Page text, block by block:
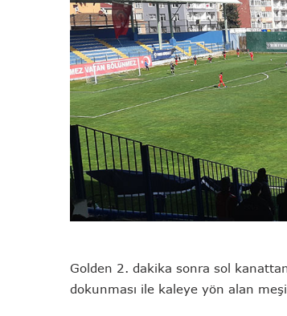
Golden 2. dakika sonra sol
dokunması ile kaleye yön alan